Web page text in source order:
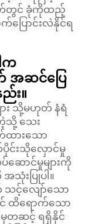
က်တွင် ခုံကိုထည့်
ြောင်းလဲနိုင်ရ
က
အဆင်ပြေ
း။
ား သို့မဟုတ် နံရံ
သို့ သေး
ထားသော
ပိုင်းသိုလှောင်မှု
ပ်ဆောင်မှုများကို
သုံးပြုပါ။
သင့်လျော်သော
ထိရောက်သော
မှတဆင့် ရရှိနိုင်